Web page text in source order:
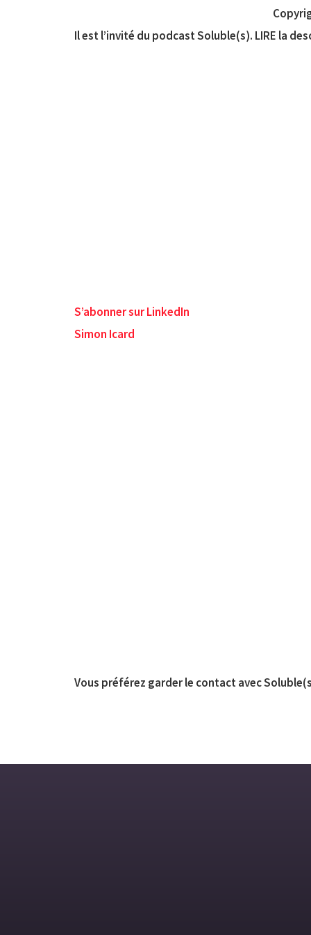
Il est l’invité du podcast Soluble(s). LIRE la
S’abonner sur LinkedIn
Simon Icard
Vous préférez garder le contact avec